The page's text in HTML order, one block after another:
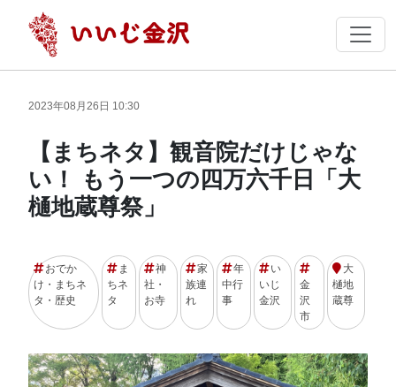
2023年08月26日 10:30
【まちネタ】観音院だけじゃな
い！ もう一つの四万六千日「大
樋地蔵尊祭」
おでか
け・まちネ
タ・歴史
ま
ちネ
タ
神
社・
お寺
家
族連
れ
年
中行
事
い
いじ
金沢
金
沢
市
大
樋地
蔵尊